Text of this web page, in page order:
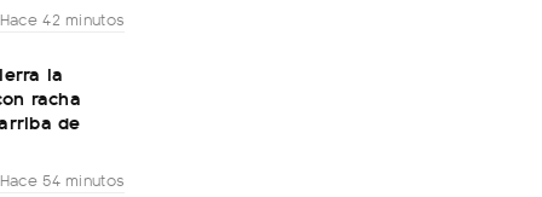
Hace 42 minutos
la
racha
de
Hace 54 minutos